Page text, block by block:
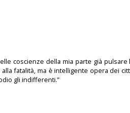
coscienze della mia parte già pulsare
fatalità, ma è intelligente opera dei
gli indifferenti.”